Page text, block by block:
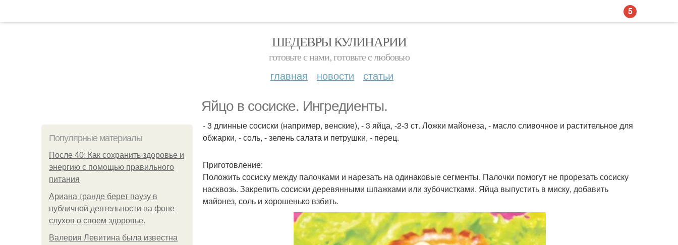
ШЕДЕВРЫ КУЛИНАРИИ
готовьте с нами, готовьте с любовью
главная новости статьи
Яйцо в сосиске. Ингредиенты.
Популярные материалы
После 40: Как сохранить здоровье и
энергию с помощью правильного
питания
Ариана гранде берет паузу в
публичной деятельности на фоне
слухов о своем здоровье.
Валерия Левитина была известна
- 3 длинные сосиски (например, венские), - 3 яйца, -2-3 ст. Ложки майонеза, - масло сливочное и растительное для
обжарки, - соль, - зелень салата и петрушки, - перец.
Приготовление:
Положить сосиску между палочками и нарезать на одинаковые сегменты. Палочки помогут не прорезать сосиску
насквозь. Закрепить сосиски деревянными шпажками или зубочистками. Яйца выпустить в миску, добавить
майонез, соль и хорошенько взбить.
5